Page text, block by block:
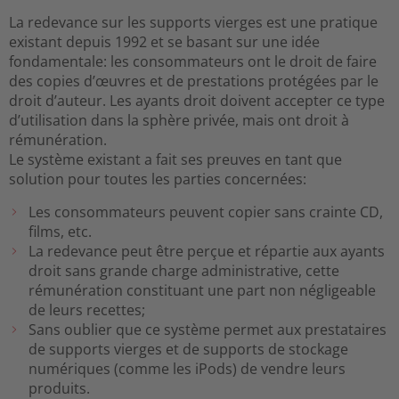
La redevance sur les supports vierges est une pratique
existant depuis 1992 et se basant sur une idée
fondamentale: les consommateurs ont le droit de faire
des copies d’œuvres et de prestations protégées par le
droit d’auteur. Les ayants droit doivent accepter ce type
d’utilisation dans la sphère privée, mais ont droit à
rémunération.
Le système existant a fait ses preuves en tant que
solution pour toutes les parties concernées:
Les consommateurs peuvent copier sans crainte CD,
films, etc.
La redevance peut être perçue et répartie aux ayants
droit sans grande charge administrative, cette
rémunération constituant une part non négligeable
de leurs recettes;
Sans oublier que ce système permet aux prestataires
de supports vierges et de supports de stockage
numériques (comme les iPods) de vendre leurs
produits.